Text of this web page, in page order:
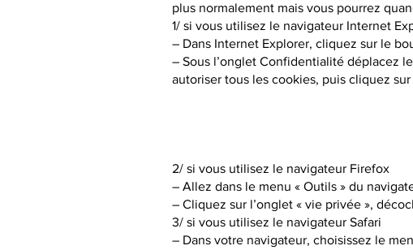
plus normalement mais vous pourrez
1/ si vous utilisez le navigateur Internet
– Dans Internet Explorer, cliquez sur le
– Sous l’onglet Confidentialité déplacez
autoriser tous les cookies, puis cliquez sur
2/ si vous utilisez le navigateur Firefox
– Allez dans le menu « Outils » du
– Cliquez sur l’onglet « vie privée »,
3/ si vous utilisez le navigateur Safari
– Dans votre navigateur, choisissez le